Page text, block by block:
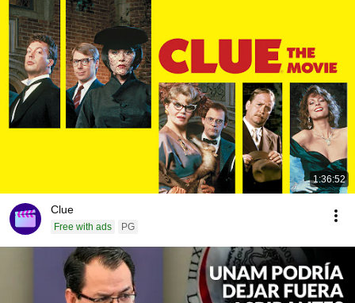
1:36:52
Clue
Free with ads PG